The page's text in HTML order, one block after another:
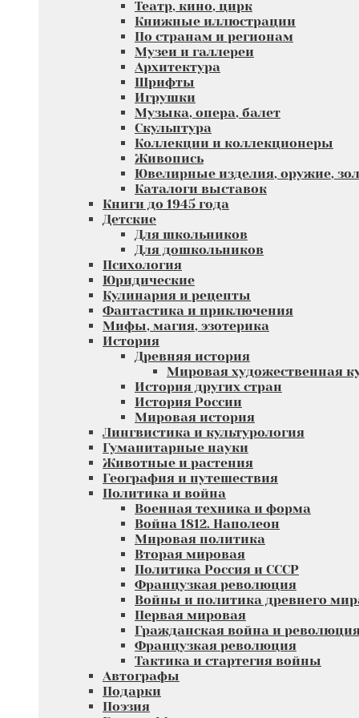
Театр, кино, цирк
Книжные иллюстрации
По странам и регионам
Музеи и галлереи
Архитектура
Шрифты
Игрушки
Музыка, опера, балет
Скульптура
Коллекции и коллекционеры
Живопись
Ювелирные изделия, оружие,
Каталоги выставок
Книги до 1945 года
Детские
Для школьников
Для дошкольников
Психология
Юридические
Кулинария и рецепты
Фантастика и приключения
Мифы, магия, эзотерика
История
Древняя история
Мировая художественная
История других стран
История России
Мировая история
Лингвистика и культурология
Гуманитарные науки
Животные и растения
География и путешествия
Политика и война
Военная техника и форма
Война 1812. Наполеон
Мировая политика
Вторая мировая
Политика Россия и СССР
Французкая революция
Войны и политика древнего
Первая мировая
Гражданская война и
Французкая революция
Тактика и стартегия войны
Автографы
Подарки
Поэзия